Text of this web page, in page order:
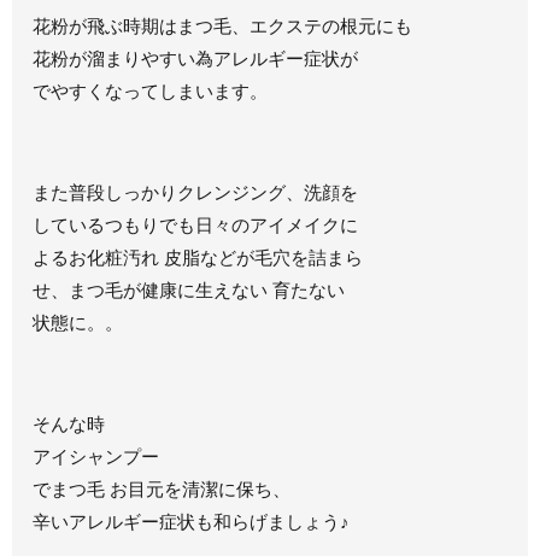
花粉が飛ぶ時期はまつ毛、エクステの根元にも
花粉が溜まりやすい為アレルギー症状が
でやすくなってしまいます。
また普段しっかりクレンジング、洗顔を
しているつもりでも日々のアイメイクに
よるお化粧汚れ 皮脂などが毛穴を詰まら
せ、まつ毛が健康に生えない 育たない
状態に。。
そんな時
アイシャンプー
でまつ毛 お目元を清潔に保ち、
辛いアレルギー症状も和らげましょう♪